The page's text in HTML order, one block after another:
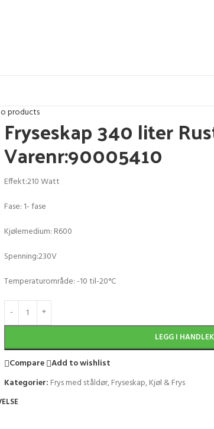
products
Fryseskap 340 liter
Varenr:90005410
Effekt:210 Watt
Fase: 1- fase
Kjølemedium: R600
Spenning:230V
Temperaturområde: -10 til-20°C
LEGG I
Compare Add to wishlist
Kategorier: Frys med ståldør,Fryseskap,Kjøl & Frys